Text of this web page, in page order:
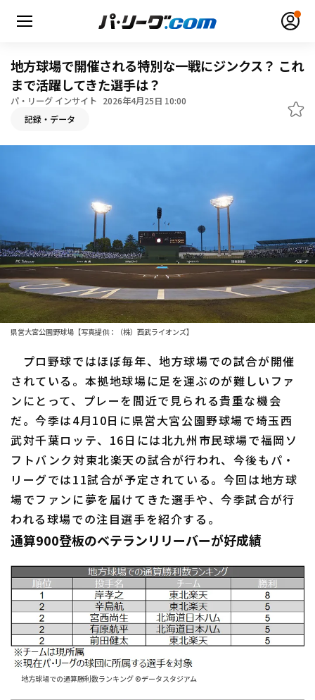
無料アカウント登録
順位表･成績
1軍公式戦
ファーム東地区
ファーム中地区
ファーム西地区
交流戦
選手名鑑
北海道日本ハムファイターズ
東北楽天ゴールデンイーグルス
埼玉西武ライオンズ
千葉ロッテマリーンズ
オリックス・バファローズ
福岡ソフトバンクホークス
設定
地方球場で開催される特別な一戦にジンクス？ これ
まで活躍してきた選手は？
パ・リーグ インサイト 2026年4月25日 10:00
記録・データ
県営大宮公園野球場【写真提供：（株）西武ライオンズ】
プロ野球ではほぼ毎年、地方球場での試合が開催
されている。本拠地球場に足を運ぶのが難しいファ
ンにとって、プレーを間近で見られる貴重な機会
だ。今季は4月10日に県営大宮公園野球場で埼玉西
武対千葉ロッテ、16日には北九州市民球場で福岡ソ
フトバンク対東北楽天の試合が行われ、今後もパ・
リーグでは11試合が予定されている。今回は地方球
場でファンに夢を届けてきた選手や、今季試合が行
われる球場での注目選手を紹介する。
通算900登板のベテランリリーバーが好成績
地方球場での通算勝利数ランキング ©データスタジアム